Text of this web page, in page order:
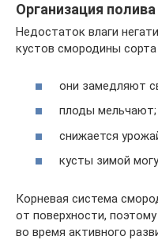
Организация полива
Недостаток влаги
кустов смородины
они замедляют
плоды мельчают;
снижается
кусты зимой
Корневая система
от поверхности,
во время активного